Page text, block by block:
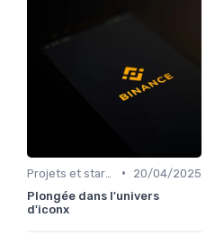
•
20/04/2025
Plongée dans l'univers
d'iconx